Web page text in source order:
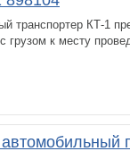
транспортер КТ-1
грузом к месту